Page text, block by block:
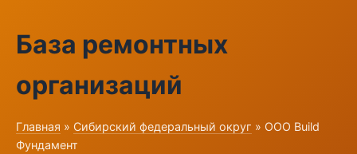
База ремонтных
организаций
Главная » Сибирский федеральный округ » ООО Build
Фундамент